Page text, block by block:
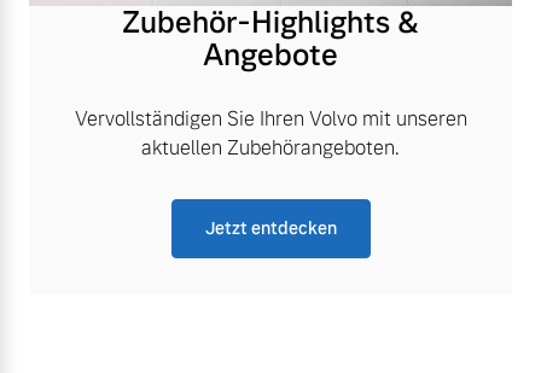
Zubehör-Highlights &
Angebote
Vervollständigen Sie Ihren Volvo mit unseren
aktuellen Zubehörangeboten.
Jetzt entdecken